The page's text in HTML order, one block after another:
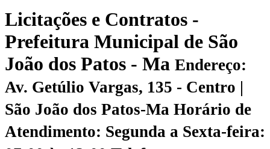
Licitações e Contratos -
Prefeitura Municipal de São
João dos Patos - Ma Endereço:
Av. Getúlio Vargas, 135 - Centro |
São João dos Patos-Ma Horário de
Atendimento: Segunda a Sexta-feira: